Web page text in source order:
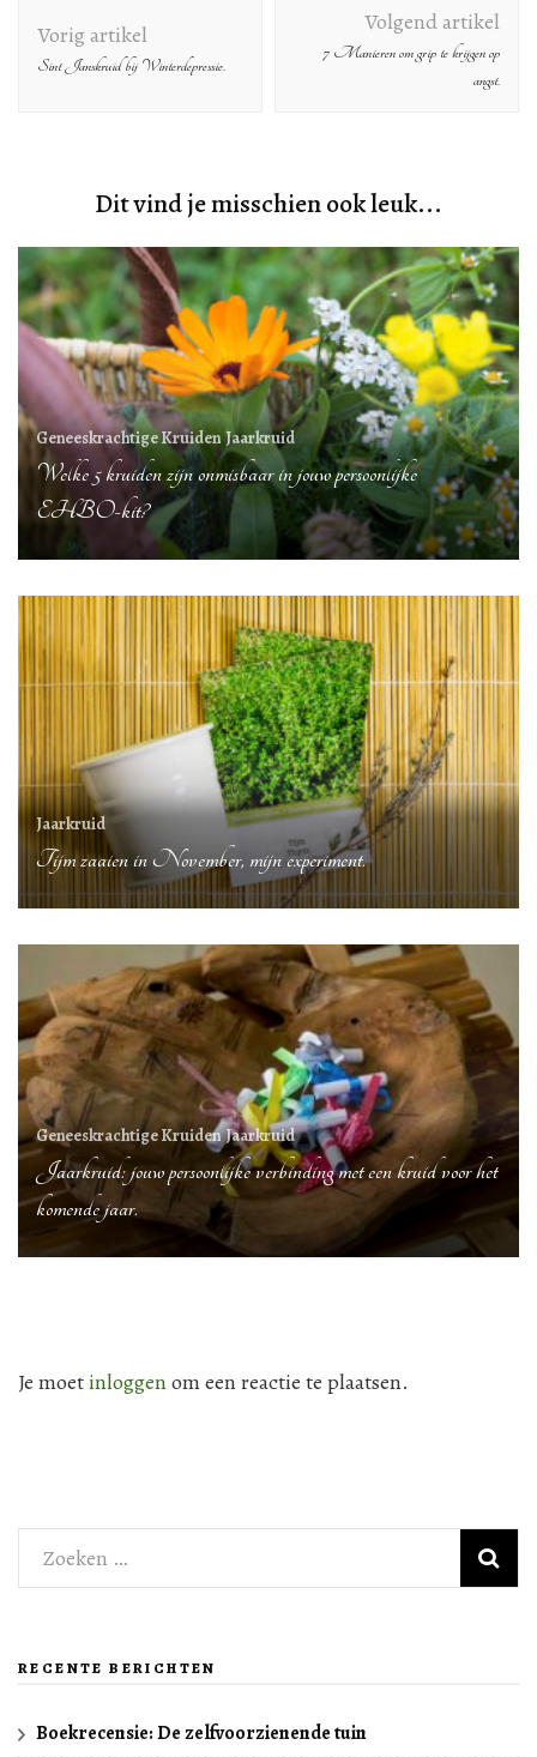
Vorig artikel
Sint Janskruid bij Winterdepressie.
Volgend artikel
7 Manieren om grip te krijgen op
angst.
Dit vind je misschien ook leuk...
Geneeskrachtige Kruiden Jaarkruid
Welke 5 kruiden zijn onmisbaar in jouw persoonlijke
EHBO-kit?
Jaarkruid
Tijm zaaien in November, mijn experiment.
Geneeskrachtige Kruiden Jaarkruid
Jaarkruid: jouw persoonlijke verbinding met een kruid voor het
komende jaar.
Je moetinloggenom een reactie te plaatsen.
Zoeken
naar:
RECENTE BERICHTEN
Boekrecensie: De zelfvoorzienende tuin